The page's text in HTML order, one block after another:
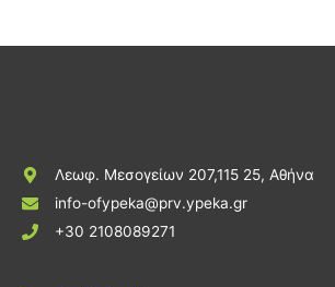
Λεωφ. Μεσογείων 207,115 25, Αθήνα
info-ofypeka@prv.ypeka.gr
+30 2108089271